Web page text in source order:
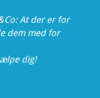
At der er for
dem med for
dig!